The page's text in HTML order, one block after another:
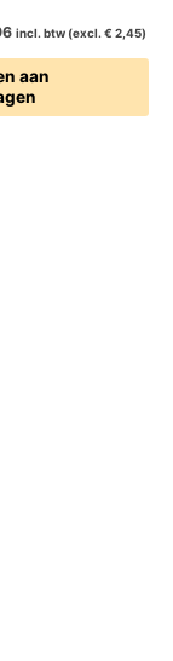
incl. btw (excl. € 2,45)
aan